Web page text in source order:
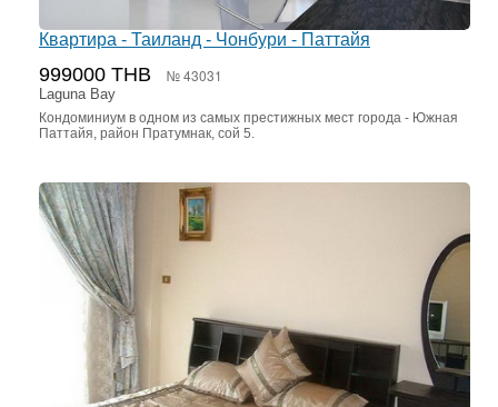
Квартира - Таиланд - Чонбури - Паттайя
999000 THB № 43031
Laguna Bay
Кондоминиум в одном из самых престижных мест города - Южная
Паттайя, район Пратумнак, сой 5.